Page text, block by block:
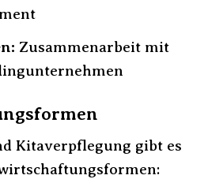
Zusammenarbeit mit
Kitaverpflegung gibt es